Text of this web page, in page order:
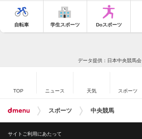
自転車 学生スポーツ Doスポーツ
データ提供：日本中央競馬会
TOP ニュース 天気 スポーツ
スポーツ 中央競馬
サイトご利用にあたって